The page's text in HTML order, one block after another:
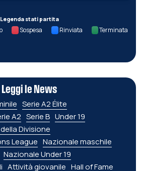
Legenda stati partita
Sospesa Rinviata Terminata
Leggi le News
Serie A2 Élite
A2 Serie B Under 19
Divisione
League Nazionale maschile
Nazionale Under 19
Attività giovanile Hall of Fame